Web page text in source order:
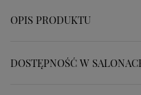
OPIS PRODUKTU
DOSTĘPNOŚĆ W